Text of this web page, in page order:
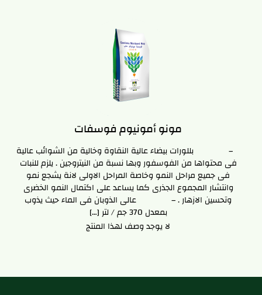
مونو أمونيوم فوسفات
– بللورات بيضاء عالية النقاوة وخالية من الشوائب عالية
فى محتواها من الفوسفور وبها نسبة من النيتروجين . يلزم للنبات
فى جميع مراحل النمو وخاصة المراحل الاولى لانة يشجع نمو
وانتشار المجموع الجذرى كما يساعد على اكتمال النمو الخضرى
وتحسين الازهار . – عالى الذوبان فى الماء حيث يذوب
بمعدل 370 جم / لتر […]
لا يوجد وصف لهذا المنتج